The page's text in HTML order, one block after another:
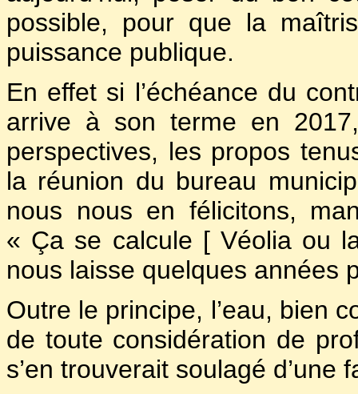
possible, pour que la
puissance publique.
En effet si l’échéance du
arrive à son terme en
perspectives, les propos
la réunion du bureau
nous nous en félicitons,
« Ça se calcule [ Véolia ou
nous laisse quelques années
Outre le principe, l’eau, bien
de toute considération de
s’en trouverait soulagé